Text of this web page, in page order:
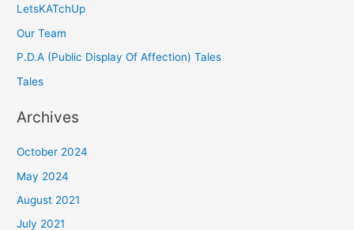
LetsKATchUp
Our Team
P.D.A (Public Display Of Affection) Tales
Tales
Archives
October 2024
May 2024
August 2021
July 2021